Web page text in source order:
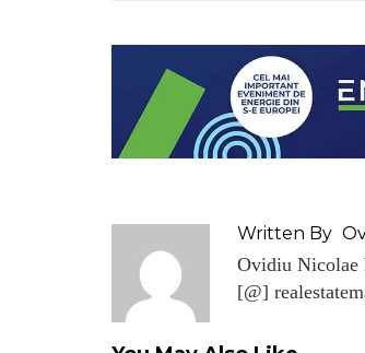
Written By
Ovidiu Nicolae
[@]